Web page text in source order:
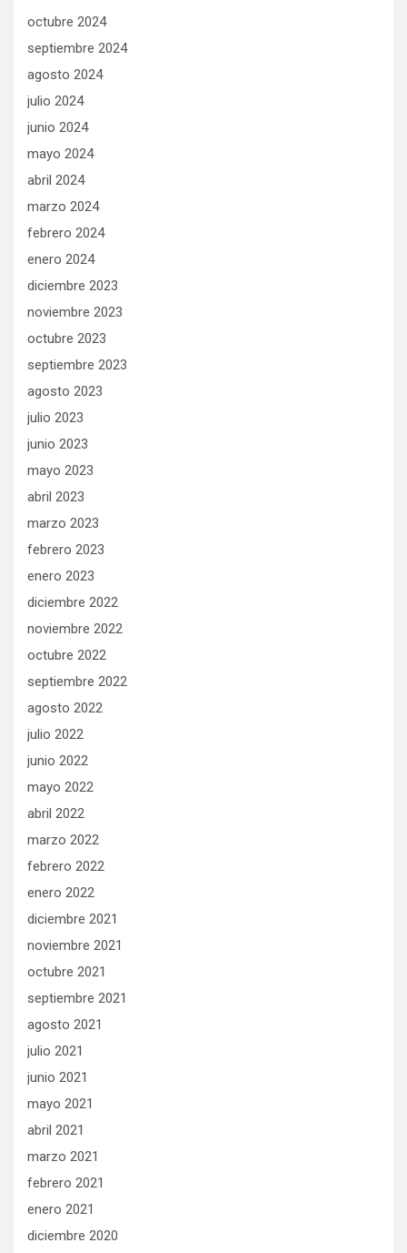
octubre 2024
septiembre 2024
agosto 2024
julio 2024
junio 2024
mayo 2024
abril 2024
marzo 2024
febrero 2024
enero 2024
diciembre 2023
noviembre 2023
octubre 2023
septiembre 2023
agosto 2023
julio 2023
junio 2023
mayo 2023
abril 2023
marzo 2023
febrero 2023
enero 2023
diciembre 2022
noviembre 2022
octubre 2022
septiembre 2022
agosto 2022
julio 2022
junio 2022
mayo 2022
abril 2022
marzo 2022
febrero 2022
enero 2022
diciembre 2021
noviembre 2021
octubre 2021
septiembre 2021
agosto 2021
julio 2021
junio 2021
mayo 2021
abril 2021
marzo 2021
febrero 2021
enero 2021
diciembre 2020